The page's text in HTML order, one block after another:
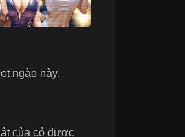
ngào này.
của cô được